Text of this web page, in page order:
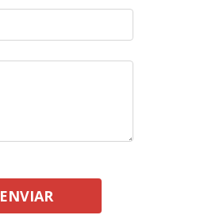
ENVIAR